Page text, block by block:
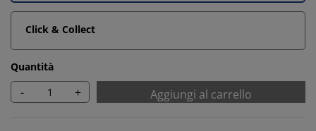
Click & Collect
Quantità
- + Aggiungi al carrello